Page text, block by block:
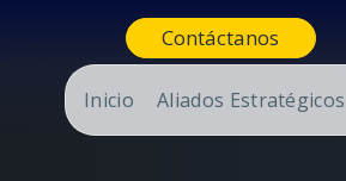
Contáctanos
Inicio Aliados Estratégicos